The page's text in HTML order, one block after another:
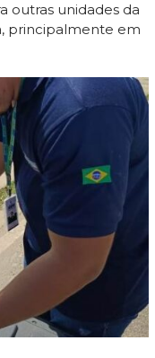
outras unidades da
principalmente em